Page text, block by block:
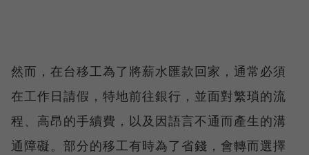
然而，在台移工為了將薪水匯款回家，通常必須
在工作日請假，特地前往銀行，並面對繁瑣的流
程、高昂的手續費，以及因語言不通而產生的溝
通障礙。部分的移工有時為了省錢，會轉而選擇